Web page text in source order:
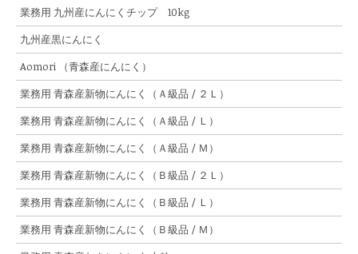
業務用 九州産にんにくチップ 10kg
九州産黒にんにく
Aomori （青森産にんにく）
業務用 青森産新物にんにく（Ａ級品 / ２Ｌ）
業務用 青森産新物にんにく（Ａ級品 / Ｌ）
業務用 青森産新物にんにく（Ａ級品 / Ｍ）
業務用 青森産新物にんにく（Ｂ級品 / ２Ｌ）
業務用 青森産新物にんにく（Ｂ級品 / Ｌ）
業務用 青森産新物にんにく（Ｂ級品 / Ｍ）